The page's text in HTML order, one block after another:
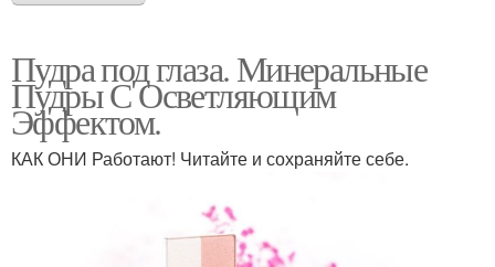
Пудра под глаза. Минеральные
Пудры С Осветляющим
Эффектом.
КАК ОНИ Работают! Читайте и сохраняйте себе.